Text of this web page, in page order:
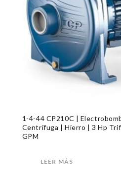
1-4-44 CP210C |
Centrífuga | Hierro | 3 Hp
GPM
LEER MÁS